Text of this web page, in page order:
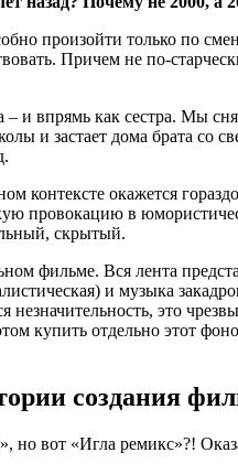
произойти только по
Причем не по-
впрямь как сестра. Мы
и застает дома брата со
контексте окажется
провокацию в
скрытый.
фильме. Вся лента
и музыка
это
купить отдельно этот
создания
вот «Игла ремикс»?!